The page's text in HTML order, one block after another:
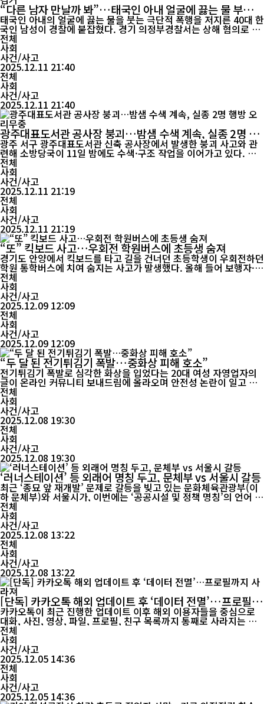
“다른 남자 만날까 봐”…태국인 아내 얼굴에 끓는 물 부은 4
0대 검거
태국인 아내의 얼굴에 끓는 물을 붓는 극단적 폭행을 저지른 40대 한
국인 남성이 경찰에 붙잡혔다. 경기 의정부경찰서는 상해 혐의로 남
성 A씨를 입건해 조사 중이라고 11일 밝혔다. A씨는 이달 3일 정오
께 의정부시 호원동의 한 아파트에서 잠들어 있던 아내 B씨(30대)
의 얼굴에 끓는 물을 부은 혐의를 받고 있다. A씨는 범행 직후 B씨를
서울 성동구의 한 화상 전문병원으로 데려갔으...
전체
사회
사건/사고
2025.12.11 21:40
전체
사회
사건/사고
2025.12.11 21:40
광주대표도서관 공사장 붕괴…밤샘 수색 계속, 실종 2명 행
방 오리무중
광주 서구 광주대표도서관 신축 공사장에서 발생한 붕괴 사고와 관
련해 소방당국이 11일 밤에도 수색·구조 작업을 이어가고 있다. 매
몰된 작업자 4명 가운데 2명은 이미 숨진 채 구조됐고, 나머지 2명은
여전히 잔해 속에 갇힌 것으로 추정된다. 사고 현장은 해가 진 뒤 시
야 확보가 어렵고, 추가 붕괴 우려까지 겹치면서 구조 작업은 난항을
겪고 있다. 소방당국은 대형 크레인 2대를 투...
전체
사회
사건/사고
2025.12.11 21:19
전체
사회
사건/사고
2025.12.11 21:19
“또” 킥보드 사고…우회전 학원버스에 초등생 숨져
경기도 안양에서 킥보드를 타고 길을 건너던 초등학생이 우회전하던
학원 통학버스에 치여 숨지는 사고가 발생했다. 올해 들어 보행자·
킥보드 이용자 관련 사고가 연이어 이어지는 가운데, ‘또다시’라는
탄식과 함께 제도·인식·관리 부실이 겹친 구조적 문제라는 지적이
나온다. 사고는 지난 8일 오후 4시경, 안양시 동안구 평촌동의 한 삼
거리 횡단보도...
전체
사회
사건/사고
2025.12.09 12:09
전체
사회
사건/사고
2025.12.09 12:09
“두 달 된 전기튀김기 폭발…중화상 피해 호소”
전기튀김기 폭발로 심각한 화상을 입었다는 20대 여성 자영업자의
글이 온라인 커뮤니티 보내드림에 올라오며 안전성 논란이 일고 있
다. 피해자는 “보상을 원하는 것이 아니라 또 다른 피해가 나오지 않
길 바라는 마음”이라며 사고 경위를 자세히 공개했다. 감자탕집을
운영하는 A씨는 올해 2월 4일 구매한 국산 전기튀김기를 약 두 달간
사용했다. 어...
전체
사회
사건/사고
2025.12.08 19:30
전체
사회
사건/사고
2025.12.08 19:30
‘러너스테이션’ 등 외래어 명칭 두고, 문체부 vs 서울시 갈등
최근 ‘종묘 앞 재개발’ 문제로 갈등을 빚고 있는 문화체육관광부(이
하 문체부)와 서울시가, 이번에는 ‘공공시설 및 정책 명칭’의 언어 사
용을 두고 또다시 충돌했다. 문체부는 7월 한 차례 공문을 통해, 지
하철 역사 혁신 프로젝트 등의 명칭으로 사용 중인 ‘러너스테이션’
‘펀스테이션’ 등이 외국어로만 구성되어 있고 한글 병기가 없다는 점
을 문제 삼았다. 공문에서는 이들 명칭...
전체
사회
사건/사고
2025.12.08 13:22
전체
사회
사건/사고
2025.12.08 13:22
[단독] 카카오톡 해외 업데이트 후 ‘데이터 전멸’…프로필까
지 사라져
카카오톡이 최근 진행한 업데이트 이후 해외 이용자들을 중심으로
대화, 사진, 영상, 파일, 프로필, 친구 목록까지 통째로 사라지는 전
면적 데이터 소실 현상이 잇따르며 이용자 피해가 확산되고 있다. 본
지 취재에 따르면 이런 사례는 지난 수개월 사이 국내외 커뮤니티, S
NS, 해외 사용자 그룹, IT 포럼에서 꾸준히 제기돼 왔으며, 일부 피
해자는 “업데이트 후 카...
전체
사회
사건/사고
2025.12.05 14:36
전체
사회
사건/사고
2025.12.05 14:36